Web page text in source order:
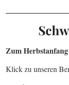
Zum
Klick zu unseren